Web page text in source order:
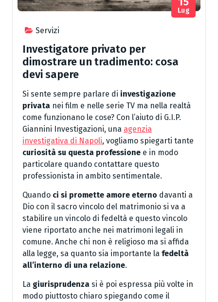
Servizi
Lug
Investigatore privato per
dimostrare un tradimento: cosa
devi sapere
Si sente sempre parlare di investigazione
privata nei film e nelle serie TV ma nella realtà
come funzionano le cose? Con l’aiuto di G.I.P.
Giannini Investigazioni, una agenzia
investigativa di Napoli, vogliamo spiegarti tante
curiosità su questa professione e in modo
particolare quando contattare questo
professionista in ambito sentimentale.
Quando ci si promette amore eterno davanti a
Dio con il sacro vincolo del matrimonio si va a
stabilire un vincolo di fedeltà e questo vincolo
viene riportato anche nei matrimoni legali in
comune. Anche chi non è religioso ma si affida
alla legge, sa quanto sia importante la fedeltà
all’interno di una relazione.
La giurisprudenza si è poi espressa più volte in
modo piuttosto chiaro spiegando come il